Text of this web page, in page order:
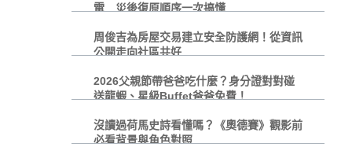
電 災後復原順序一次搞懂
周俊吉為房屋交易建立安全防護網！從資訊
公開走向社區共好
2026父親節帶爸爸吃什麼？身分證對對碰
送龍蝦、星級Buffet爸爸免費！
沒讀過荷馬史詩看懂嗎？《奧德賽》觀影前
必看背景與角色對照